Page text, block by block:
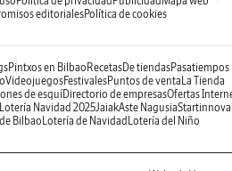
editorialesPolítica de cookies
Pintxos en BilbaoRecetasDe tiendasPasatiempos
VideojuegosFestivalesPuntos de ventaLa Tienda
de esquíDirectorio de empresasOfertas
Lotería Navidad 2025JaiakAste NagusiaStartinnova
BilbaoLotería de NavidadLotería del Niño